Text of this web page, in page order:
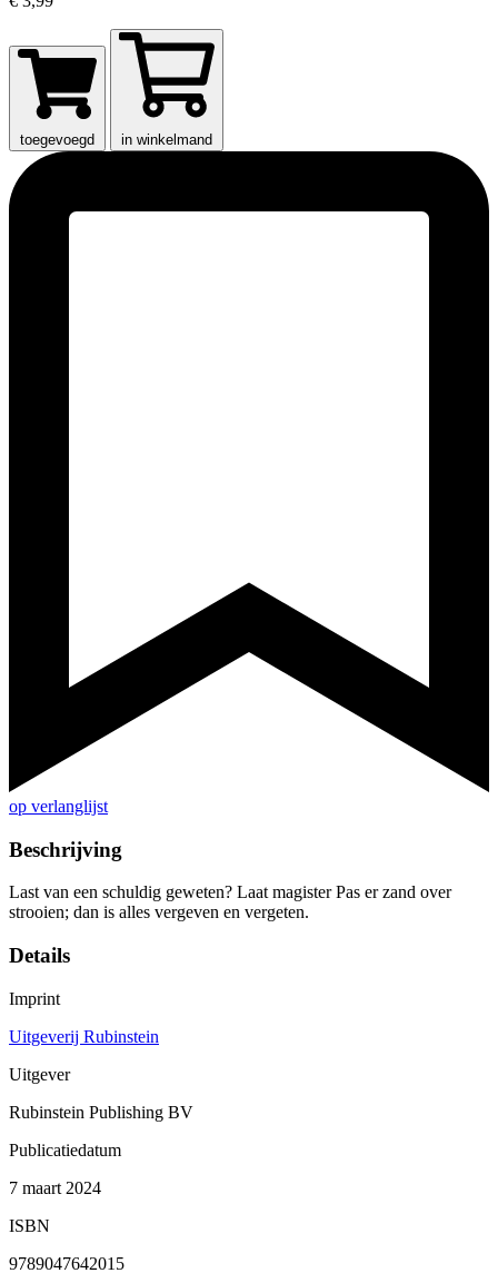
toegevoegd in winkelmand
op verlanglijst
Beschrijving
Last van een schuldig geweten? Laat magister Pas er zand over
strooien; dan is alles vergeven en vergeten.
Details
Imprint
Uitgeverij Rubinstein
Uitgever
Rubinstein Publishing BV
Publicatiedatum
7 maart 2024
ISBN
9789047642015